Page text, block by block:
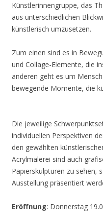
Künstlerinnengruppe, das
aus unterschiedlichen
künstlerisch umzusetzen.
Zum einen sind es in
und Collage-Elemente, die
anderen geht es um
bewegende Momente, die
Die jeweilige
individuellen Perspektiven
den gewählten
Acrylmalerei sind auch
Papierskulpturen zu sehen,
Ausstellung präsentiert
Eröffnung: Donnerstag